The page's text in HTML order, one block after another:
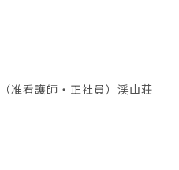
准看護師・正社員）渓山荘